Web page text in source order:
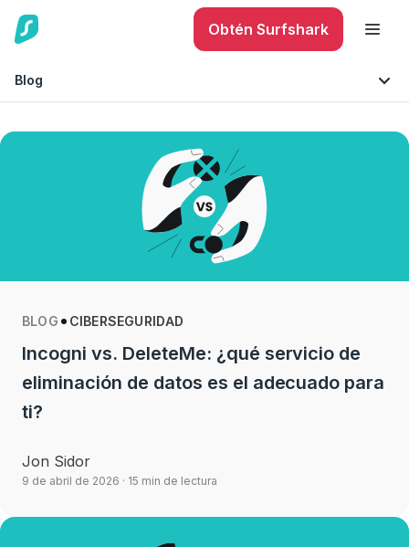
Obtén Surfshark
Blog
Seguridad en Internet
Consejos y sugerencias
BLOG CIBERSEGURIDAD
Incogni vs. DeleteMe: ¿qué servicio de
eliminación de datos es el adecuado para
ti?
Jon Sidor
9 de abril de 2026 · 15 min de lectura